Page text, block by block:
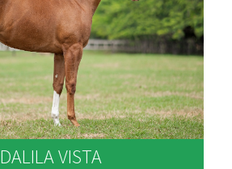
DALILA VISTA